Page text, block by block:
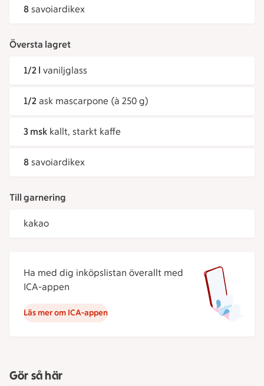
8 savoiardikex
Översta lagret
1/2 l vaniljglass
1/2 ask mascarpone (à 250 g)
3 msk kallt, starkt kaffe
8 savoiardikex
Till garnering
kakao
Ha med dig inköpslistan överallt med
ICA-appen
Läs mer om ICA-appen
Gör så här